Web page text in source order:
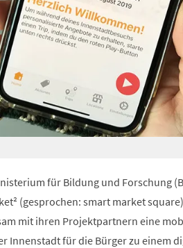
für Bildung und Forschung
(gesprochen: smart market
mit ihren Projektpartnern eine
Innenstadt für die Bürger zu einem